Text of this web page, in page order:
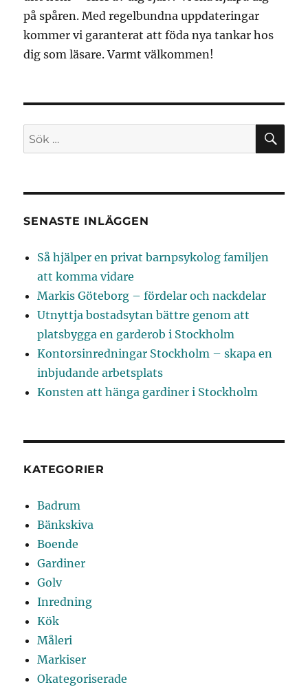
på spåren. Med regelbundna uppdateringar
kommer vi garanterat att föda nya tankar hos
dig som läsare. Varmt välkommen!
Sök
efter:
SENASTE INLÄGGEN
Så hjälper en privat barnpsykolog familjen
att komma vidare
Markis Göteborg – fördelar och nackdelar
Utnyttja bostadsytan bättre genom att
platsbygga en garderob i Stockholm
Kontorsinredningar Stockholm – skapa en
inbjudande arbetsplats
Konsten att hänga gardiner i Stockholm
KATEGORIER
Badrum
Bänkskiva
Boende
Gardiner
Golv
Inredning
Kök
Måleri
Markiser
Okategoriserade